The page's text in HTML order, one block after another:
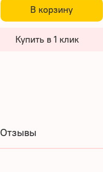
В корзину
Купить в 1 клик
Отзывы